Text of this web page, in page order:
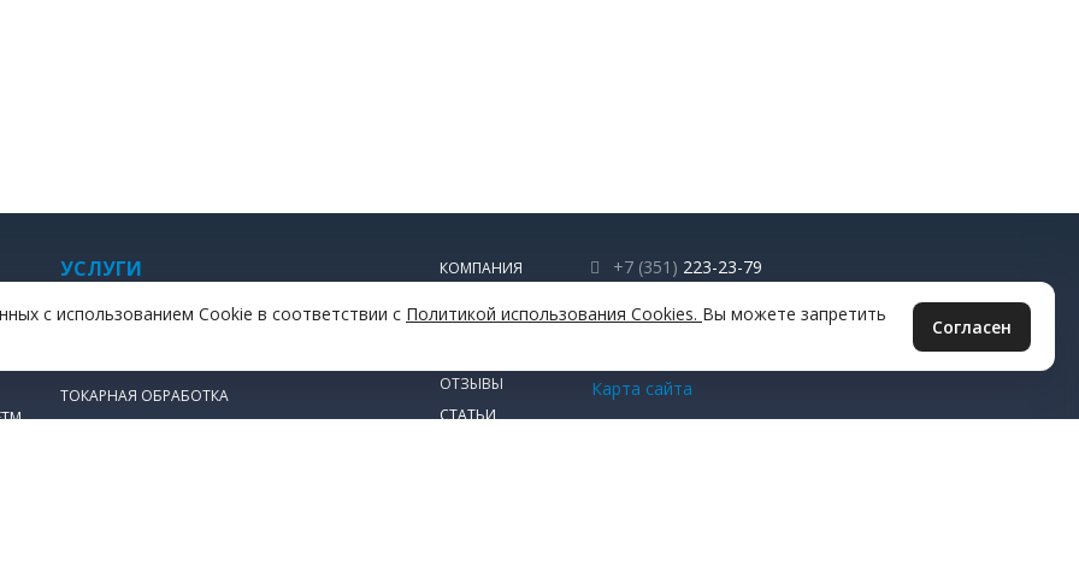
+7 (351) 223-23-79
info@muftachel.ru
Карта сайта
УСЛУГИ
ТОКАРНАЯ ОБРАБОТКА
КОМПАНИЯ
ОТЗЫВЫ
СТАТЬИ
с использованием Cookie в соответствии с Политикой использования Cookies. Вы можете запретить
Согласен